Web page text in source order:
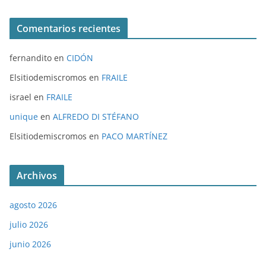
Comentarios recientes
fernandito en CIDÓN
Elsitiodemiscromos en FRAILE
israel en FRAILE
unique en ALFREDO DI STÉFANO
Elsitiodemiscromos en PACO MARTÍNEZ
Archivos
agosto 2026
julio 2026
junio 2026